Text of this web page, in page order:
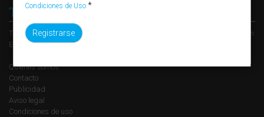
Transporte XXI
Transporte XXI es el periódico de referencia del transporte y la logística en
España, perteneciente al Grupo XXI de Comunicación Empresarial.
Quienes somos
Contacto
Publicidad
Aviso legal
Condiciones de uso
Condiciones de Uso *